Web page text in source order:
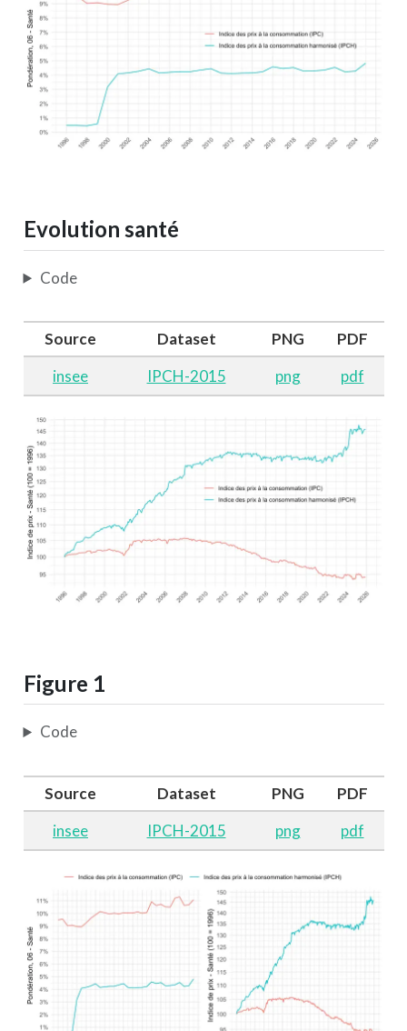
Evolution santé
Code
Source Dataset PNG
PDF
insee
IPCH-2015 png pdf
Figure 1
Code
Source Dataset PNG
PDF
insee
IPCH-2015 png pdf